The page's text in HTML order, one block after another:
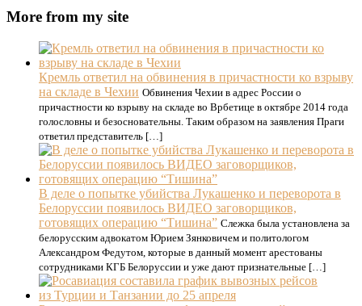
More from my site
Кремль ответил на обвинения в причастности ко взрыву
на складе в Чехии Обвинения Чехии в адрес России о
причастности ко взрыву на складе во Врбетице в октябре 2014 года
голословны и безосновательны. Таким образом на заявления Праги
ответил представитель […]
В деле о попытке убийства Лукашенко и переворота в
Белоруссии появилось ВИДЕО заговорщиков,
готовящих операцию “Тишина” Слежка была установлена за
белорусским адвокатом Юрием Зянковичем и политологом
Александром Федутом, которые в данный момент арестованы
сотрудниками КГБ Белоруссии и уже дают признательные […]